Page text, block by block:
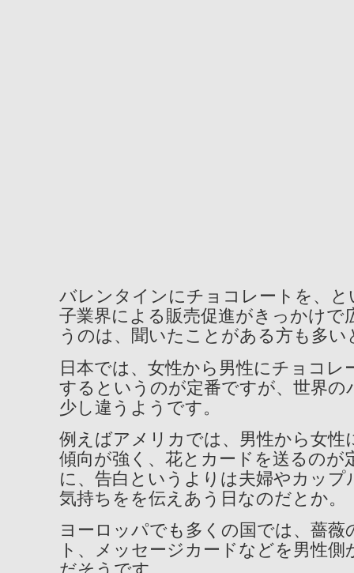
バレンタインにチョコレートを、
子業界による販売促進がきっかけで
うのは、聞いたことがある方も多い
日本では、女性から男性にチョコレ
するというのが定番ですが、世界の
少し違うようです。
例えばアメリカでは、男性から女性
傾向が強く、花とカードを送るのが
に、告白というよりは夫婦やカップ
気持ちをを伝えあう日なのだとか。
ヨーロッパでも多くの国では、薔薇
ト、メッセージカードなどを男性